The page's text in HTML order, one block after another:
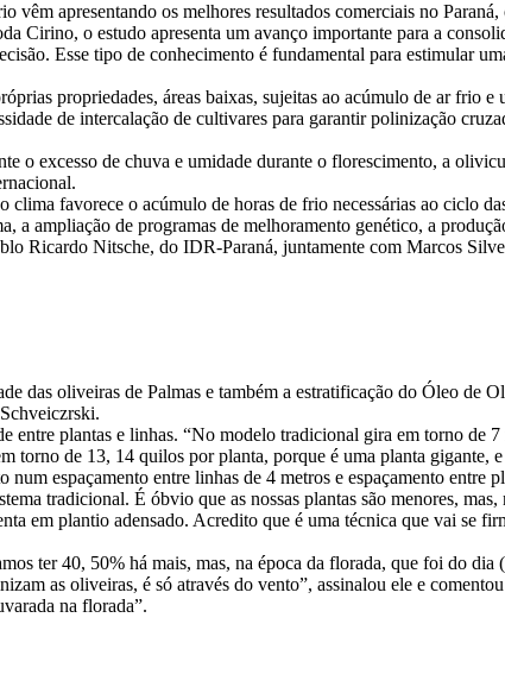
vêm apresentando os melhores resultados comerciais no
Cirino, o estudo apresenta um avanço importante para a
Esse tipo de conhecimento é fundamental para estimular
propriedades, áreas baixas, sujeitas ao acúmulo de ar frio
de intercalação de cultivares para garantir polinização
o excesso de chuva e umidade durante o florescimento, a
favorece o acúmulo de horas de frio necessárias ao ciclo
a ampliação de programas de melhoramento genético, a
Ricardo Nitsche, do IDR-Paraná, juntamente com Marcos
das oliveiras de Palmas e também a estratificação do Óleo de
entre plantas e linhas. “No modelo tradicional gira em torno de
torno de 13, 14 quilos por planta, porque é uma planta
espaçamento entre linhas de 4 metros e espaçamento entre
tradicional. É óbvio que as nossas plantas são menores,
em plantio adensado. Acredito que é uma técnica que vai se
ter 40, 50% há mais, mas, na época da florada, que foi do
as oliveiras, é só através do vento”, assinalou ele e
na florada”.